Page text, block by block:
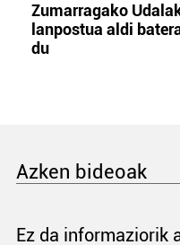
Zumarragako
lanpostua aldi
du
Azken bideoak
Ez da informaziorik